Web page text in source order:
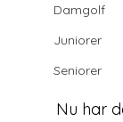
Damgolf
Juniorer
Seniorer
Nu har